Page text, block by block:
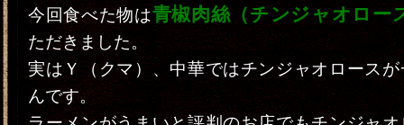
今回食べた物は青椒肉絲（チンジャオロー
ただきました。
実はＹ（クマ）、中華ではチンジャオロース
んです。